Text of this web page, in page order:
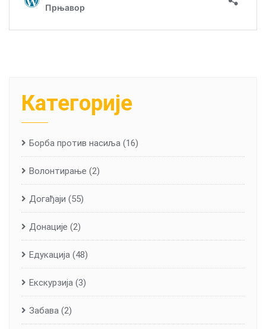
Категорије
Борба против насиља (16)
Волонтирање (2)
Догађаји (55)
Донације (2)
Едукација (48)
Екскурзија (3)
Забава (2)